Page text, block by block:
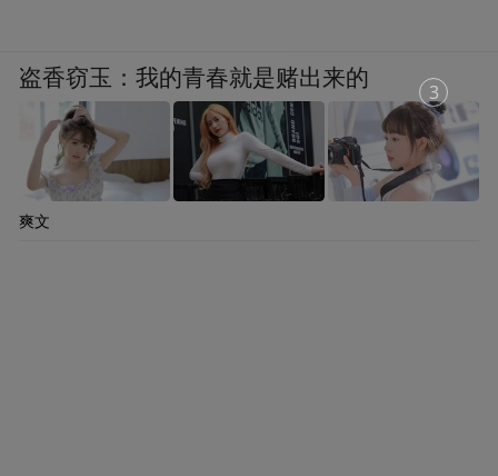
2
盗香窃玉：我的青春就是赌出来的
爽文